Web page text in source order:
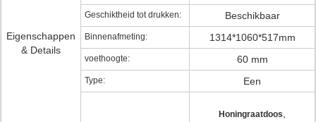
Eigenschappen
& Details
Geschiktheid tot drukken: Beschikbaar
Binnenafmeting: 1314*1060*517mm
voethoogte: 60 mm
Type: Een
Honingraatdoos